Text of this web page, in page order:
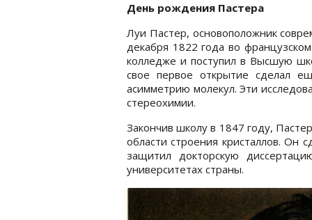
День рождения Пастера
Луи Пастер, основоположник
декабря 1822 года во
колледже и поступил в Высшую
свое первое открытие сделал
асимметрию молекул. Эти
стереохимии.
Закончив школу в 1847 году,
области строения кристаллов. Он
защитил докторскую
университетах страны.